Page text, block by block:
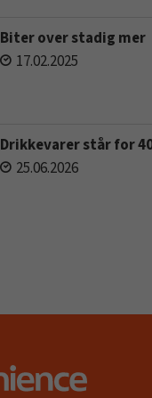
Biter over stadig mer
17.02.2025
Drikkevarer står for
25.06.2026